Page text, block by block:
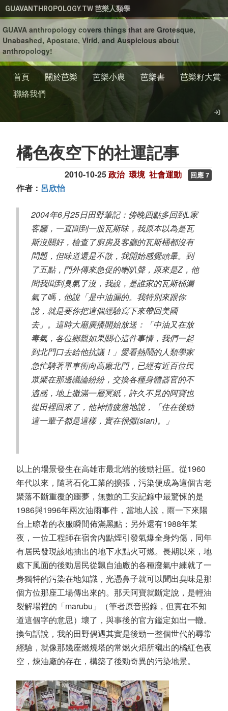
移至主內容
GUAVANTHROPOLOGY.TW 芭樂人類學
GUAVA anthropology covers things that are Grotesque,
Unabashed, Apostate, Virid, and Auspicious about
anthropology!
首頁 關於芭樂 芭樂小農 芭樂書
芭樂籽大賞
聯絡我們
橘色夜空下的社運記事
2010-10-25政治 環境 社會運動 回應 7
作者： 呂欣怡
2004年6月25日田野筆記：傍晚四點多回到L家
客廳，一直聞到一股瓦斯味，我原本以為是瓦
斯沒關好，檢查了廚房及客廳的瓦斯桶都沒有
問題，但味道還是不散，我開始感覺頭暈。到
了五點，門外傳來急促的喇叭聲，原來是Z，他
問我聞到臭氣了沒，我說，是誰家的瓦斯桶漏
氣了嗎，他說「是中油漏的。我特別來跟你
說，就是要你把這個經驗寫下來帶回美國
去」。這時大廟廣播開始放送：「中油又在放
毒氣，各位鄉親如果關心這件事情，我們一起
到北門口去給他抗議！」愛看熱鬧的人類學家
急忙騎著單車衝向高廠北門，已經有近百位民
眾聚在那邊議論紛紛，交換各種身體器官的不
適感，地上撒滿一層冥紙，許久不見的阿寶也
從田裡回來了，他神情疲憊地說，「住在後勁
這一輩子都是這樣，實在很懨(sian)。」
以上的場景發生在高雄市最北端的後勁社區。從1960
年代以來，隨著石化工業的擴張，污染便成為這個古老
聚落不斷重覆的噩夢，無數的工安記錄中最驚悚的是
1986與1996年兩次油雨事件，當地人說，雨一下來陽
台上晾著的衣服瞬間佈滿黑點；另外還有1988年某
夜，一位工程師在宿舍內點煙引發氣爆全身灼傷，同年
有居民發現該地抽出的地下水點火可燃。長期以來，地
處下風面的後勁居民從飄自油廠的各種廢氣中練就了一
身獨特的污染在地知識，光憑鼻子就可以聞出臭味是那
個方位那座工場傳出來的。那天阿寶就斷定說，是輕油
裂解場裡的「marubu」（筆者原音照錄，但實在不知
道這個字的意思）壞了，與事後的官方鑑定如出一轍。
換句話說，我的田野偶遇其實是後勁一整個世代的尋常
經驗，就像那幾座燃燒塔的常燃火熖所襯出的橘紅色夜
空，煉油廠的存在，構築了後勁奇異的污染地景。